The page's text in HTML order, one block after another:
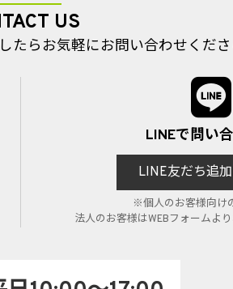
US
たらお気軽にお問い合わせくださ
LINEで問い
LINE友だち追
※個人のお客様向け
法人のお客様はWEBフォームよ